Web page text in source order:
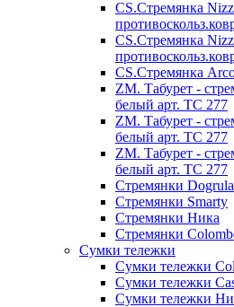
CS.Стремянка
CS.Стремянка
CS.Стремянка
ZM. Табурет -
белый арт. ТС 277
ZM. Табурет -
белый арт. ТС 277
ZM. Табурет -
белый арт. ТС 277
Стремянки
Стремянки Smarty
Стремянки Ника
Стремянки
Сумки тележки
Сумки тележки
Сумки тележки
Сумки тележки